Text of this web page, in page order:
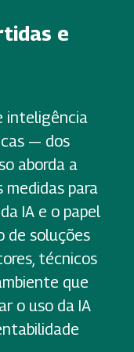
e
inteligência
— dos
aborda a
medidas para
IA e o papel
de soluções
técnicos
que
o uso da IA